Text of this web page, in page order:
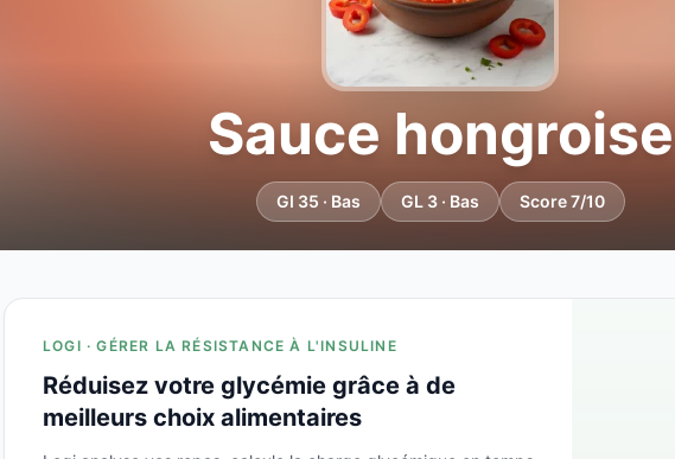
Sauce hongroise
GI 35 · Bas GL 3 · Bas Score 7/10
LOGI · GÉRER LA RÉSISTANCE À L'INSULINE
Réduisez votre glycémie grâce à de
meilleurs choix alimentaires